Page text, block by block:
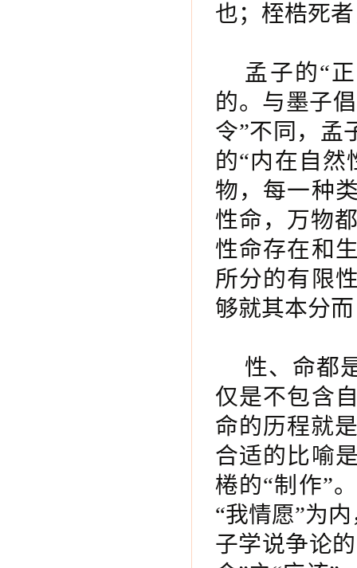
也；桎梏死
孟子的“
的。与墨子
令”不同，孟
的“内在自然
物，每一种
性命，万物
性命存在和
所分的有限
够就其本分
性、命都
仅是不包含
命的历程就
合适的比喻
棬的“制作”
“我情愿”为
子学说争论